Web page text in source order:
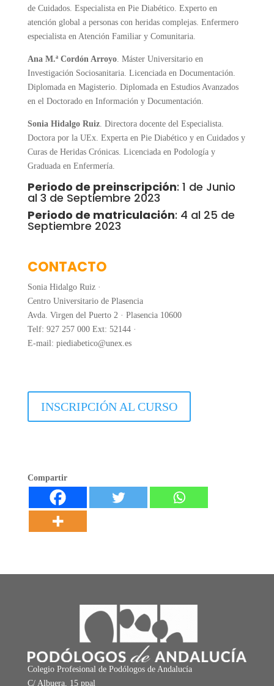
de Cuidados. Especialista en Pie Diabético. Experto en
atención global a personas con heridas complejas. Enfermero
especialista en Atención Familiar y Comunitaria.
Ana M.ª Cordón Arroyo. Máster Universitario en
Investigación Sociosanitaria. Licenciada en Documentación.
Diplomada en Magisterio. Diplomada en Estudios Avanzados
en el Doctorado en Información y Documentación.
Sonia Hidalgo Ruiz. Directora docente del Especialista.
Doctora por la UEx. Experta en Pie Diabético y en Cuidados y
Curas de Heridas Crónicas. Licenciada en Podología y
Graduada en Enfermería.
Periodo de preinscripción: 1 de Junio
al 3 de Septiembre 2023
Periodo de matriculación: 4 al 25 de
Septiembre 2023
CONTACTO
Sonia Hidalgo Ruiz ·
Centro Universitario de Plasencia
Avda. Virgen del Puerto 2 · Plasencia 10600
Telf: 927 257 000 Ext: 52144 ·
E-mail: piediabetico@unex.es
INSCRIPCIÓN AL CURSO
Compartir
Colegio Profesional de Podólogos de Andalucía
C/ Albuera, 15 ppal